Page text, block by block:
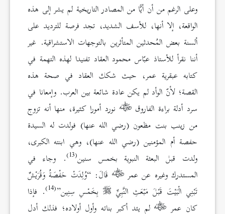
وعلى الرغم من أن أيًّا من المصادر التاريخية لم يشر إلى هذه
الواقعة، إلا أنها، للأسف الشديد، تجد فرصة للترديد على
ألسنة بعض المُحدثين المتأثرين بالتوجهات الاستشراقية. غير
أننا نقرأ للأستاذ عبّاس محمود العقاد تفنيدا لهذه التهمة في
كتابه عبقرية عمر، حيث شكك العقاد في صحة هذه
القصة؛ لأنّ الوأد لم يكن عادة شائعة بين العرب. وإمعانا في
سرد أدلة براءة الفاروق
نورد أمورا كثيرة، منها أنه تزوج
من زينب بنت مظعون (رضي الله عنها) فولدت له السيدة
حفصة أم المؤمنين (رضي الله عنها)، وهي ابنته الكبرى،
ولدت قبل البعثة النبوية بخمس سنين(13)
. وجاء في
المستدرك وغيره عن عمر
قَالَ: “وُلِدَتْ حَفْصَةُ وَقُرَيْشٌ
تَبْنِي الْبَيْتَ قَبْلَ مَبْعَثِ النَّبِيِّ
بِخَمْسِ سِنِين”(14)
. فإذا
كان عمر
لم يئد أكبر بناته وأول أولاده؛ فذلك أدل